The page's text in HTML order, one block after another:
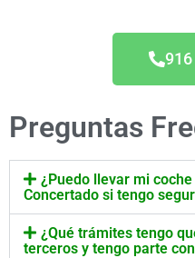
916
Preguntas
¿Puedo llevar mi
Concertado si tengo
¿Qué trámites tengo
terceros y tengo parte